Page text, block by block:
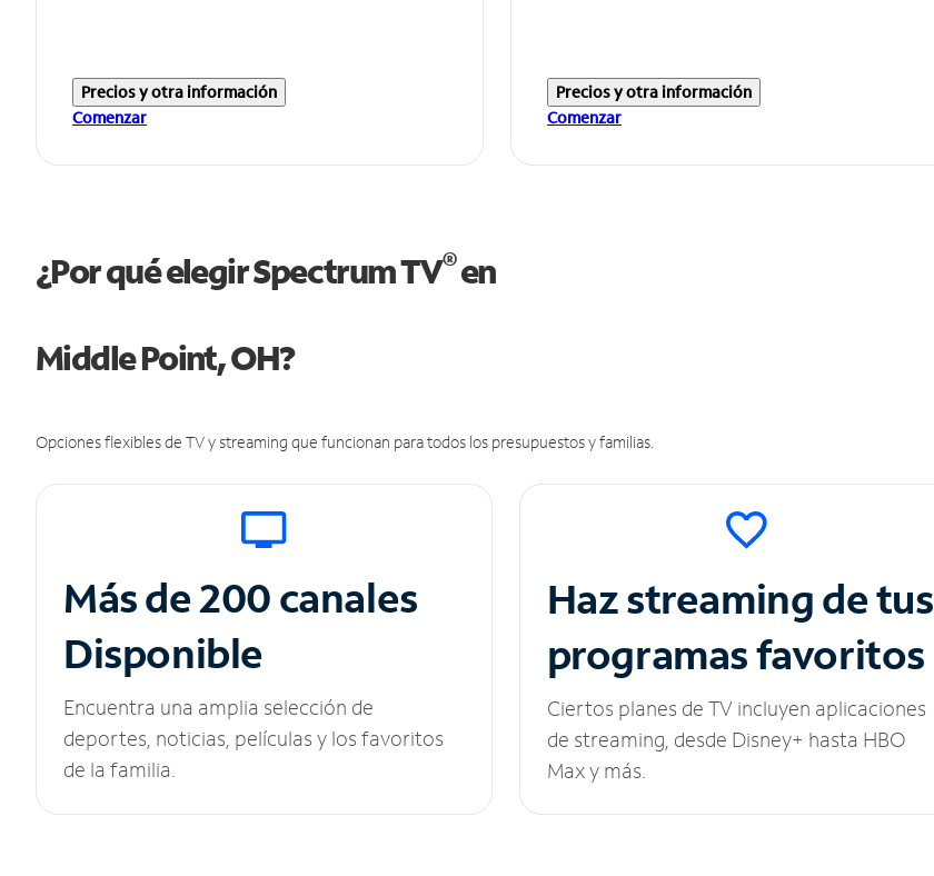
Precios y otra información
Comenzar
Precios y otra información
Comenzar
¿Por qué elegir Spectrum TV®en
Middle Point, OH?
Opciones flexibles de TV y streaming que funcionan para todos los presupuestos y familias.
Más de 200 canales
Disponible
Encuentra una amplia selección de
deportes, noticias, películas y los favoritos
de la familia.
Haz streaming de tus
programas favoritos
Ciertos planes de TV incluyen aplicaciones
de streaming, desde Disney+ hasta HBO
Max y más.